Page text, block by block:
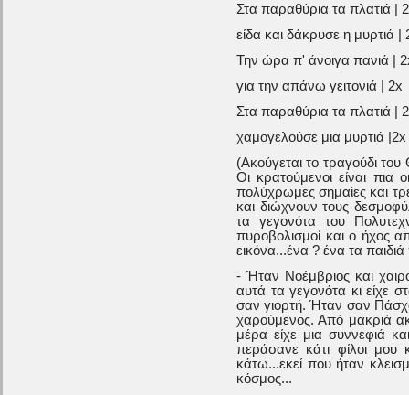
Στα παραθύρια τα πλατιά |
είδα και δάκρυσε η μυρτιά |
Την ώρα π' άνοιγα πανιά |
για την απάνω γειτονιά | 2x
Στα παραθύρια τα πλατιά |
χαμογελούσε μια μυρτιά |2x
(Ακούγεται το τραγούδι
Οι κρατούμενοι είναι πια
πολύχρωμες σημαίες και
και διώχνουν τους
τα γεγονότα του
πυροβολισμοί και ο ήχος
εικόνα...ένα ? ένα τα
- Ήταν Νοέμβριος και
αυτά τα γεγονότα κι είχε
σαν γιορτή. Ήταν σαν
χαρούμενος. Από μακριά
μέρα είχε μια συννεφιά
περάσανε κάτι φίλοι μου
κάτω...εκεί που ήταν
κόσμος...